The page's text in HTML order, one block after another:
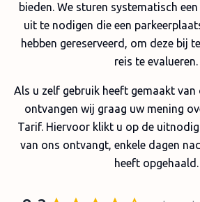
bieden. We sturen systematisch
uit te nodigen die een
hebben gereserveerd, om deze bij
reis te evalueren.
Als u zelf gebruik heeft gemaakt van
ontvangen wij graag uw mening
Tarif. Hiervoor klikt u op de
van ons ontvangt, enkele dagen
heeft opgehaald.